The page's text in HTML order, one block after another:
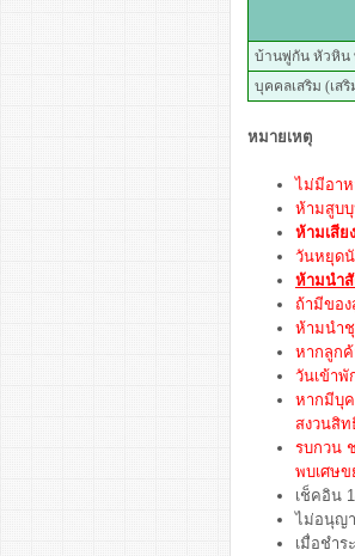
บ้านพู่กัน หัวหิน
บุคคลเสริม (เส
หมายเหตุ
ไม่มีอาห
ห้ามสูบ
ห้ามเสีย
วันหยุด
ห้ามนำสั
ถ้ามีขอ
ห้ามนำชุ
หากลูกค้
วันเข้าพั
หากมีบุค
สงวนสิท
รบกวน
พบเศษข
เช็คอิน
ไม่อนุญา
เมื่อชำร